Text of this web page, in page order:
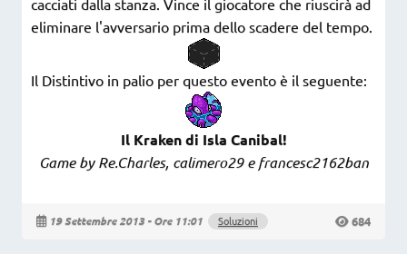
cacciati dalla stanza. Vince il giocatore che riuscirà ad
eliminare l'avversario prima dello scadere del tempo.
Il Distintivo in palio per questo evento è il seguente:
Il Kraken di Isla Canibal!
Game by Re.Charles, calimero29 e francesc2162ban
19 Settembre 2013 - Ore 11:01 Soluzioni 684